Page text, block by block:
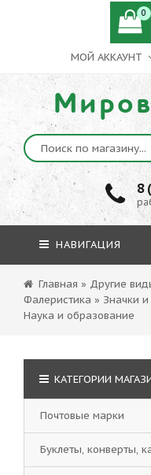
МОЙ АККАУНТ
8
0
НАВИГАЦИЯ
Главная » Другие
Фалеристика » Значки и
Наука и образование
КАТЕГОРИИ
Почтовые марки
Буклеты, конверты,